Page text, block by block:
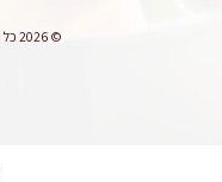
© 2026 כל הזכויות שמורות לניחוח מתוק